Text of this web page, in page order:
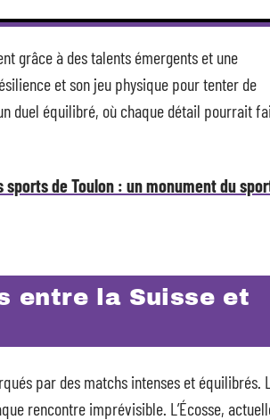
grâce à des talents émergents et une
et son jeu physique pour tenter de
duel équilibré, où chaque détail pourrait
de Toulon : un monument du
entre la Suisse et
par des matchs intenses et équilibrés.
rencontre imprévisible. L’Écosse,